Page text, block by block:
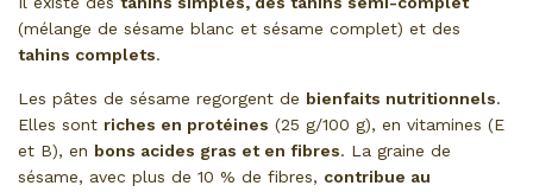
(mélange de sésame blanc et sésame complet) et des
tahins complets.
Les pâtes de sésame regorgent de bienfaits nutritionnels.
Elles sont riches en protéines (25 g/100 g), en vitamines (E
et B), en bons acides gras et en fibres. La graine de
sésame, avec plus de 10 % de fibres, contribue au